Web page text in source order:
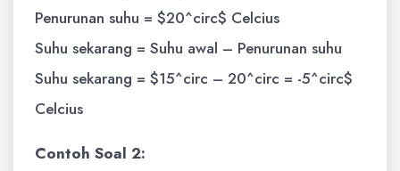
Penurunan suhu = $20^circ$ Celcius
Suhu sekarang = Suhu awal – Penurunan suhu
Suhu sekarang = $15^circ – 20^circ = -5^circ$
Celcius
Contoh Soal 2: